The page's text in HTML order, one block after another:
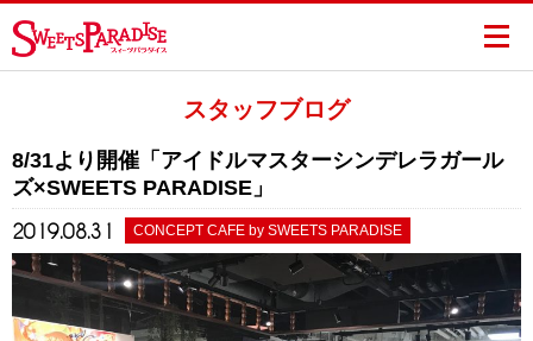
スタッフブログ
8/31より開催「アイドルマスターシンデレラガール
ズ×SWEETS PARADISE」
2019.08.31 CONCEPT CAFE by SWEETS PARADISE